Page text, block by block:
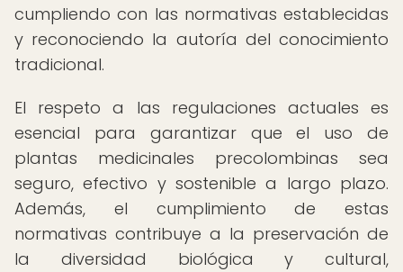
cumpliendo con las normativas establecidas
y reconociendo la autoría del conocimiento
tradicional.
El respeto a las regulaciones actuales es
esencial para garantizar que el uso de
plantas medicinales precolombinas sea
seguro, efectivo y sostenible a largo plazo.
Además, el cumplimiento de estas
normativas contribuye a la preservación de
la diversidad biológica y cultural,